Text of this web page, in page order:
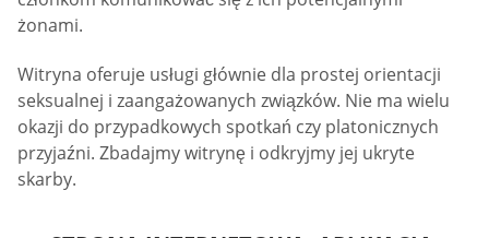
żonami.
Witryna oferuje usługi głównie dla prostej orientacji
seksualnej i zaangażowanych związków. Nie ma wielu
okazji do przypadkowych spotkań czy platonicznych
przyjaźni. Zbadajmy witrynę i odkryjmy jej ukryte
skarby.